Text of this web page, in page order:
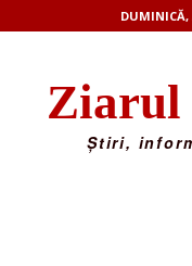
DUMINICĂ,
Știri,